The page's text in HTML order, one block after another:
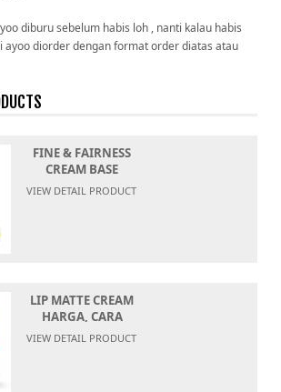
diburu sebelum habis loh , nanti kalau habis
ayoo diorder dengan format order diatas atau
FINE & FAIRNESS
CREAM BASE
MAKEUP H
VIEW DETAIL PRODUCT
LIP MATTE CREAM
HARGA, CARA
PAKAI,
VIEW DETAIL PRODUCT